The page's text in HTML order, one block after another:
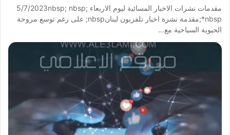
مقدمات نشرات الاخبار المسائية ليوم الاربعاء 5/7/2023nbsp; nbsp;
*nbsp;مقدمة نشرة اخبار تلفزيون لبنانnbsp; على رغم توسع مروحة
الحيوية السياحية مع…